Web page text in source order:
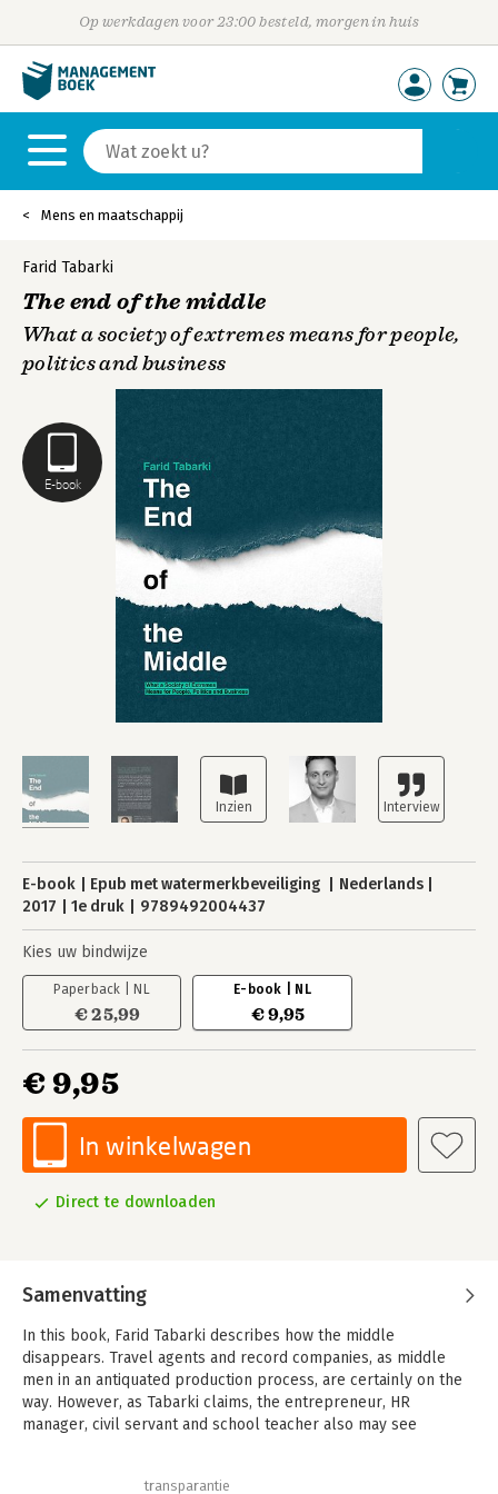
Op werkdagen voor 23:00 besteld, morgen in huis
Mens en maatschappij
E-book
Farid Tabarki
The end of the middle
What a society of extremes means for people,
politics and business
E-book Epub met watermerkbeveiliging
Nederlands
2017
1e druk 9789492004437
Kies uw bindwijze
Paperback | NL
€ 25,99
E-book | NL
€ 9,95
€ 9,95
In winkelwagen
Direct te downloaden
Samenvatting
In this book, Farid Tabarki describes how the middle
disappears. Travel agents and record companies, as middle
men in an antiquated production process, are certainly on the
way. However, as Tabarki claims, the entrepreneur, HR
manager, civil servant and school teacher also may see
In his book, Farid describes three megatrends that bring about
transparantie